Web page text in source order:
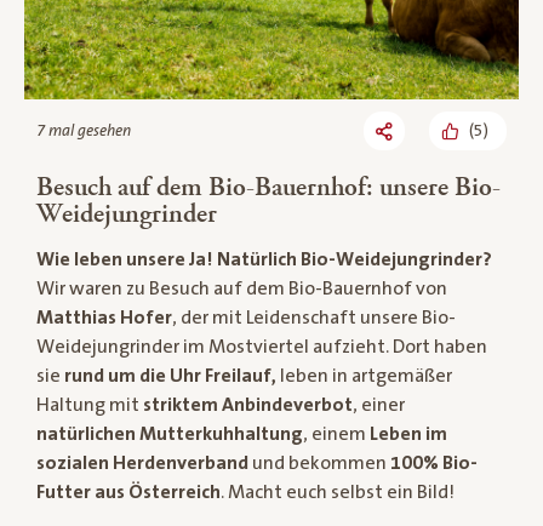
7 mal gesehen (5)
Besuch auf dem Bio-Bauernhof: unsere Bio-
Weidejungrinder
Wie leben unsere Ja! Natürlich Bio-Weidejungrinder?
Wir waren zu Besuch auf dem Bio-Bauernhof von
Matthias Hofer, der mit Leidenschaft unsere Bio-
Weidejungrinder im Mostviertel aufzieht. Dort haben
sie rund um die Uhr Freilauf, leben in artgemäßer
Haltung mit striktem Anbindeverbot, einer
natürlichen Mutterkuhhaltung, einem Leben im
sozialen Herdenverband und bekommen 100% Bio-
Futter aus Österreich. Macht euch selbst ein Bild!